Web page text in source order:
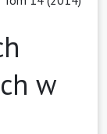
w